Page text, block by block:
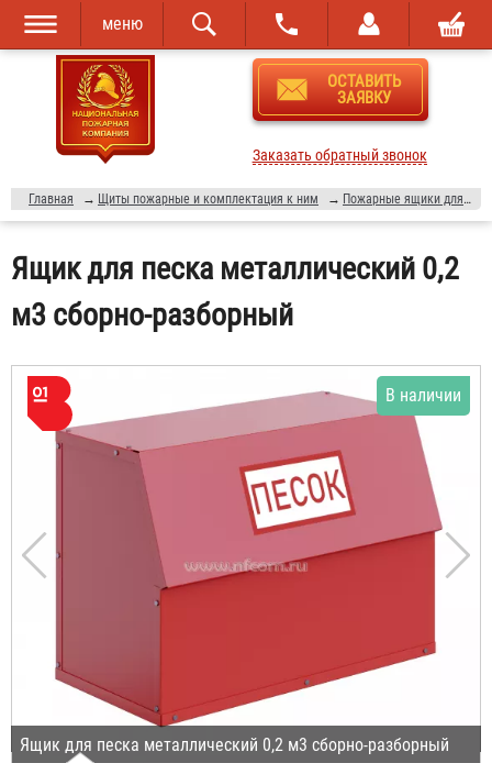
Перейти к
основному
содержанию
Skip to
navigation
меню
ОСТАВИТЬ
ЗАЯВКУ
Заказать обратный звонок
Главная → Щиты пожарные и комплектация к ним → Пожарные ящики для песка
Ящик для песка металлический 0,2
м3 сборно-разборный
Ящик для песка металлический 0,2 м3 сборно-разборный
В наличии